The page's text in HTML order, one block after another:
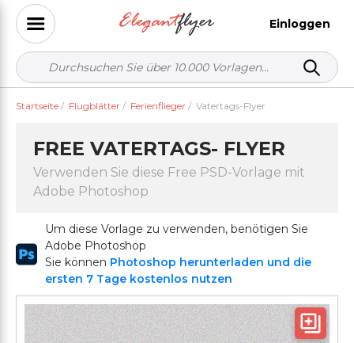
Einloggen
Startseite / Flugblätter / Ferienflieger / Vatertags-Flyer
FREE VATERTAGS- FLYER
Verwenden Sie diese Free PSD-Vorlage mit
Adobe Photoshop
Um diese Vorlage zu verwenden, benötigen Sie
Adobe Photoshop
Sie können Photoshop herunterladen und die
ersten 7 Tage kostenlos nutzen